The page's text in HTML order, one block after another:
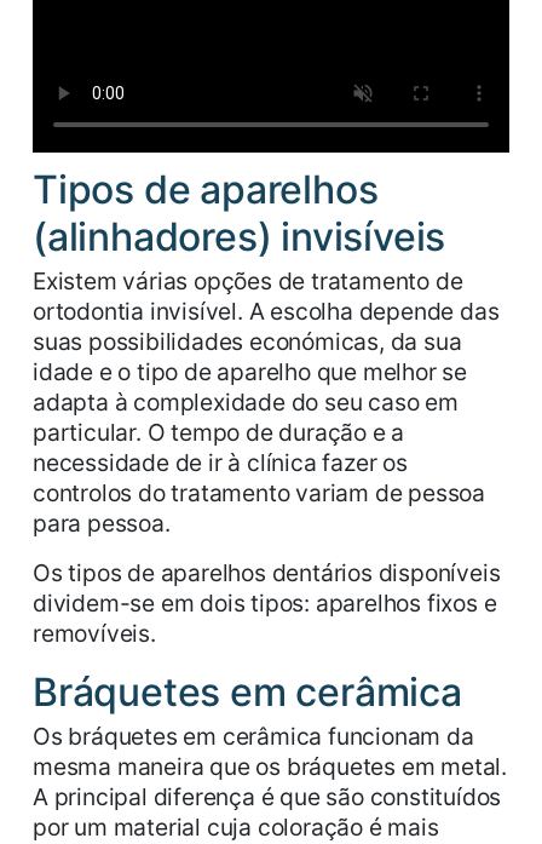
Tipos de aparelhos
(alinhadores) invisíveis
Existem várias opções de tratamento de
ortodontia invisível. A escolha depende das
suas possibilidades económicas, da sua
idade e o tipo de aparelho que melhor se
adapta à complexidade do seu caso em
particular. O tempo de duração e a
necessidade de ir à clínica fazer os
controlos do tratamento variam de pessoa
para pessoa.
Os tipos de aparelhos dentários disponíveis
dividem-se em dois tipos: aparelhos fixos e
removíveis.
Bráquetes em cerâmica
Os bráquetes em cerâmica funcionam da
mesma maneira que os bráquetes em metal.
A principal diferença é que são constituídos
por um material cuja coloração é mais